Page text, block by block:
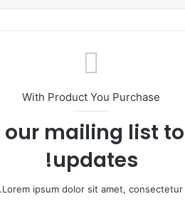
With Product You Purchase
our mailing list
updates!
Lorem ipsum dolor sit amet, consectetur.